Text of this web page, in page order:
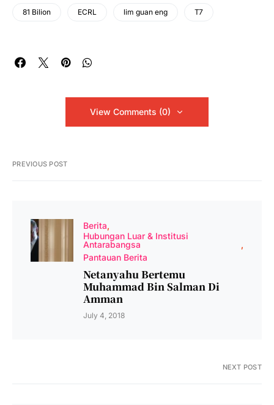
81 Bilion ECRL lim guan eng T7
View Comments (0)
PREVIOUS POST
Berita
Hubungan Luar & Institusi
Antarabangsa
Pantauan Berita
Netanyahu Bertemu
Muhammad Bin Salman Di
Amman
July 4, 2018
NEXT POST